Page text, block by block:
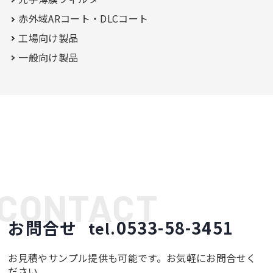
赤外域ARコート・ DLCコート
工場向け製品
一般向け製品
お問合せ tel.0533-58-3451
お見積やサンプル提供も可能です。お気軽にお問合せく